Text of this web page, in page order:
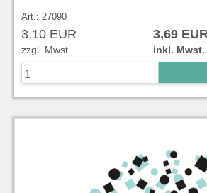
Art.: 27090
3,10 EUR 3,69
zzgl. Mwst. inkl. Mwst.
zu Warenkorb